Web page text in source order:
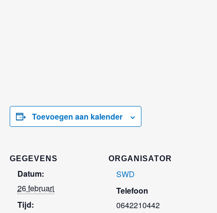
Toevoegen aan kalender
GEGEVENS
Datum:
26 februari
Tijd:
ORGANISATOR
SWD
Telefoon
0642210442